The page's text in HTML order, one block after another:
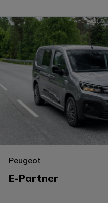
Peugeot
E-Partner